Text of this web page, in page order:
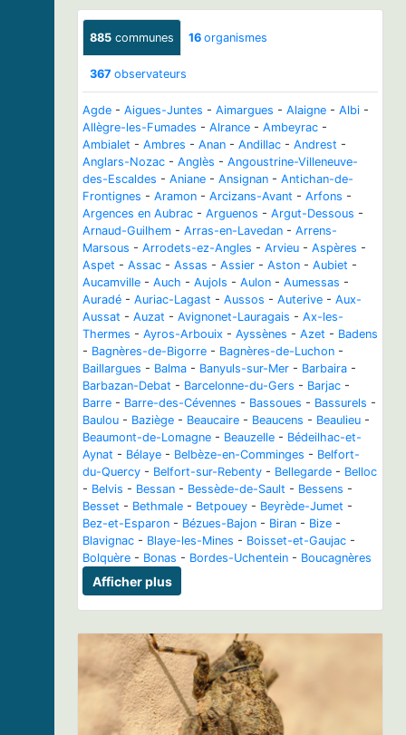
885 communes 16 organismes
367 observateurs
Agde - Aigues-Juntes - Aimargues - Alaigne - Albi -
Allègre-les-Fumades - Alrance - Ambeyrac -
Ambialet - Ambres - Anan - Andillac - Andrest -
Anglars-Nozac - Anglès - Angoustrine-Villeneuve-
des-Escaldes - Aniane - Ansignan - Antichan-de-
Frontignes - Aramon - Arcizans-Avant - Arfons -
Argences en Aubrac - Arguenos - Argut-Dessous -
Arnaud-Guilhem - Arras-en-Lavedan - Arrens-
Marsous - Arrodets-ez-Angles - Arvieu - Aspères -
Aspet - Assac - Assas - Assier - Aston - Aubiet -
Aucamville - Auch - Aujols - Aulon - Aumessas -
Auradé - Auriac-Lagast - Aussos - Auterive - Aux-
Aussat - Auzat - Avignonet-Lauragais - Ax-les-
Thermes - Ayros-Arbouix - Ayssènes - Azet - Badens
- Bagnères-de-Bigorre - Bagnères-de-Luchon -
Baillargues - Balma - Banyuls-sur-Mer - Barbaira -
Barbazan-Debat - Barcelonne-du-Gers - Barjac -
Barre - Barre-des-Cévennes - Bassoues - Bassurels -
Baulou - Baziège - Beaucaire - Beaucens - Beaulieu -
Beaumont-de-Lomagne - Beauzelle - Bédeilhac-et-
Aynat - Bélaye - Belbèze-en-Comminges - Belfort-
du-Quercy - Belfort-sur-Rebenty - Bellegarde - Belloc
- Belvis - Bessan - Bessède-de-Sault - Bessens -
Besset - Bethmale - Betpouey - Beyrède-Jumet -
Bez-et-Esparon - Bézues-Bajon - Biran - Bize -
Blavignac - Blaye-les-Mines - Boisset-et-Gaujac -
Bolquère - Bonas - Bordes-Uchentein - Boucagnères
Afficher plus